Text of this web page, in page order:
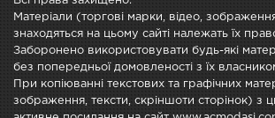
Матеріали (торгові марки, відео,
знаходяться на цьому сайті належать їх
Заборонено використовувати будь-які
без попередньої домовленості з їх
При копіюванні текстових та графічних
зображення, тексти, скріншоти сторінок) з